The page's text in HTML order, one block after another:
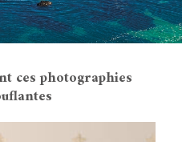
ces photographies